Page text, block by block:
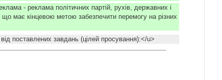
- реклама політичних партій, рухів, державних і
що має кінцевою метою забезпечити перемогу на різних
поставлених завдань (цілей просування):</u>